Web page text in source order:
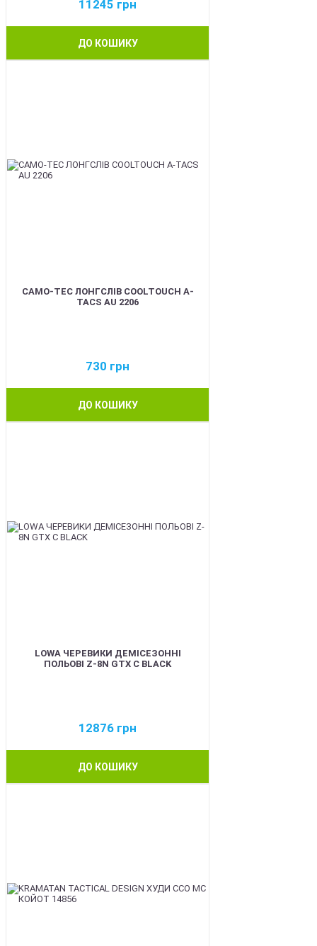
11245 грн
ДО КОШИКУ
CAMO-TEC ЛОНГСЛІВ COOLTOUCH A-
TACS AU 2206
730 грн
ДО КОШИКУ
LOWA ЧЕРЕВИКИ ДЕМІСЕЗОННІ
ПОЛЬОВІ Z-8N GTX C BLACK
12876 грн
ДО КОШИКУ